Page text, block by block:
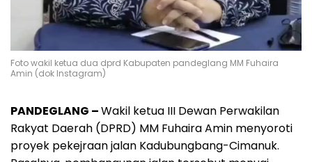
Foto wakil ketua dua dprd Kabupaten pandeglang MM Fuhaira
Amin (dok Instagram)
PANDEGLANG –Wakil ketua III Dewan Perwakilan
Rakyat Daerah (DPRD) MM Fuhaira Amin menyoroti
proyek pekejraan jalan Kadubungbang-Cimanuk.